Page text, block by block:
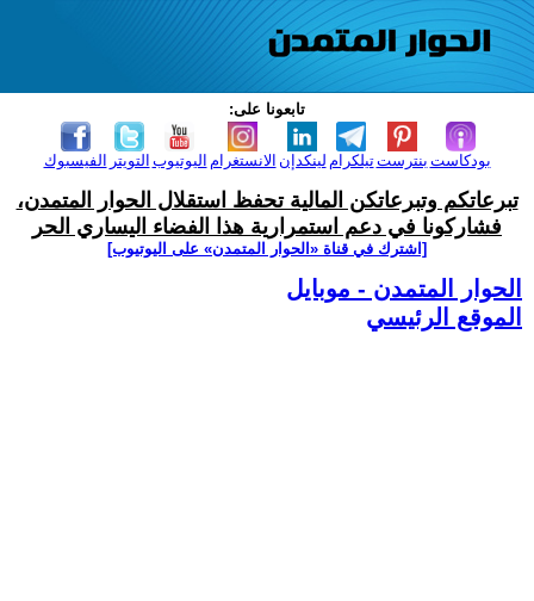
تابعونا على:
الفيسبوك التويتر اليوتيوب الانستغرام لينكدإن تيلكرامبنترست بودكاست
تبرعاتكم وتبرعاتكن المالية تحفظ استقلال الحوار المتمدن،
فشاركونا في دعم استمرارية هذا الفضاء اليساري الحر
[اشترك في قناة ‫«الحوار المتمدن» على اليوتيوب]
الحوار المتمدن - موبايل
الموقع الرئيسي